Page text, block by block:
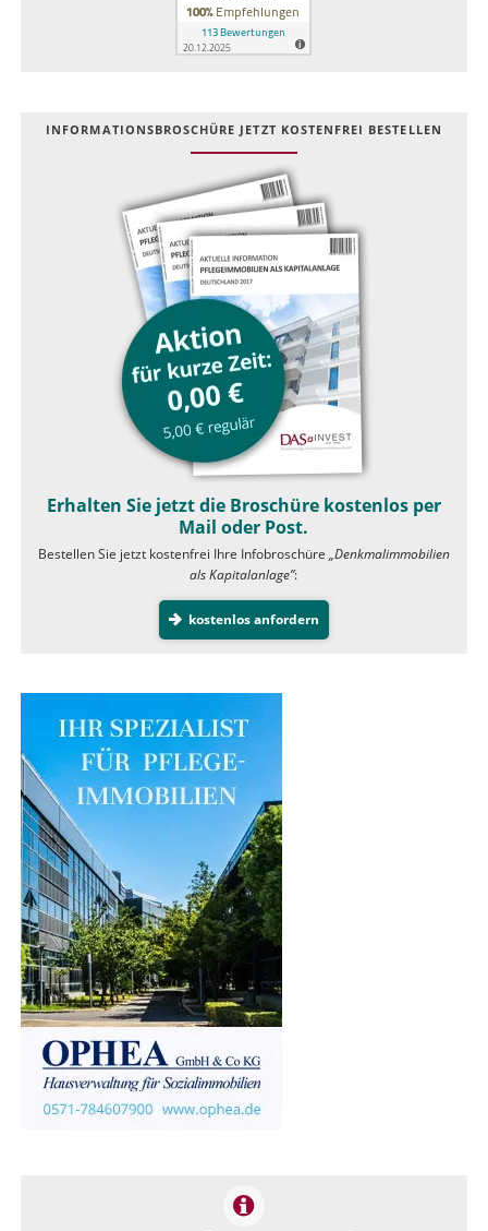
INFOR­MATIONS­BROSCHÜRE JETZT KOSTEN­FREI BESTELLEN
Erhalten Sie jetzt die Broschüre kostenlos per
Mail oder Post.
Bestellen Sie jetzt kostenfrei Ihre Infobroschüre „Denkmalimmobilien
als Kapitalanlage”:
kostenlos anfordern